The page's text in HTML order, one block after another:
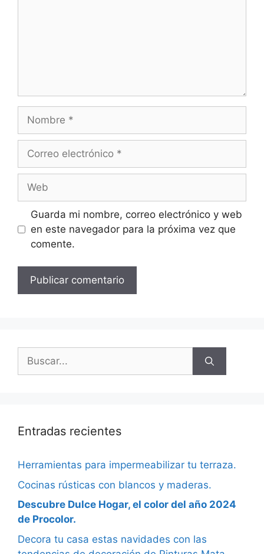
Guarda mi nombre, correo electrónico y web
en este navegador para la próxima vez que
comente.
Entradas recientes
Herramientas para impermeabilizar tu terraza.
Cocinas rústicas con blancos y maderas.
Descubre Dulce Hogar, el color del año 2024
de Procolor.
Decora tu casa estas navidades con las